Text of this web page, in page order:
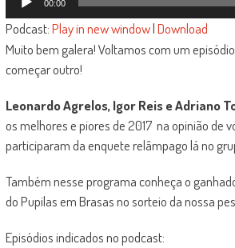
de
áudio
00:00
Podcast:Play in new window|Download
Muito bem galera! Voltamos com um
começar outro!
Leonardo Agrelos, Igor Reis e Adriano
os melhores e piores de 2017 na opinião de
participaram da enquete relâmpago lá no
Também nesse programa conheça o
do Pupilas em Brasas no sorteio da nossa
Episódios indicados no podcast: